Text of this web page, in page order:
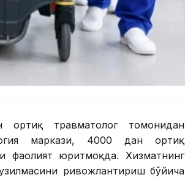
ортиқ травматолог томонидан
маркази, 4000 дан ортиқ
фаолият юритмоқда. Хизматнинг
ривожлантириш бўйича